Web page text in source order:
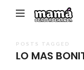
POSTS TAGGED
LO MAS